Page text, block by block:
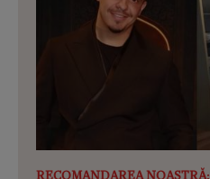
RECOMANDAREA NOASTRĂ: